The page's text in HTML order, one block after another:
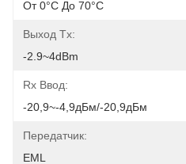
От 0°C До 70°C
Выход Tx:
-2.9~4dBm
Rx Ввод:
-20,9~-4,9дБм/-20,9дБм
Передатчик:
EML